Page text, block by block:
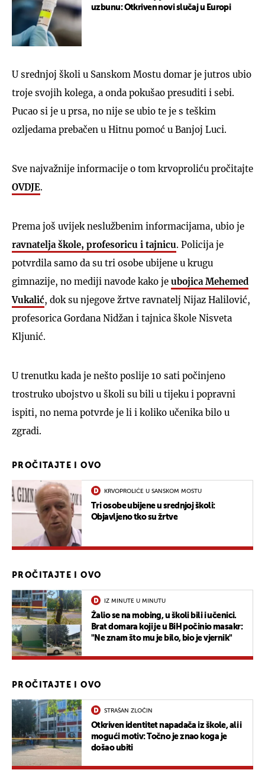
uzbunu: Otkriven novi slučaj u Europi
U srednjoj školi u Sanskom Mostu domar je jutros ubio
troje svojih kolega, a onda pokušao presuditi i sebi.
Pucao si je u prsa, no nije se ubio te je s teškim
ozljedama prebačen u Hitnu pomoć u Banjoj Luci.
Sve najvažnije informacije o tom krvoproliću pročitajte
OVDJE.
Prema još uvijek neslužbenim informacijama, ubio je
ravnatelja škole, profesoricu i tajnicu. Policija je
potvrdila samo da su tri osobe ubijene u krugu
gimnazije, no mediji navode kako je ubojica Mehemed
Vukalić, dok su njegove žrtve ravnatelj Nijaz Halilović,
profesorica Gordana Nidžan i tajnica škole Nisveta
Kljunić.
U trenutku kada je nešto poslije 10 sati počinjeno
trostruko ubojstvo u školi su bili u tijeku i popravni
ispiti, no nema potvrde je li i koliko učenika bilo u
zgradi.
PROČITAJTE I OVO
KRVOPROLIĆE U SANSKOM MOSTU
Tri osobe ubijene u srednjoj školi:
Objavljeno tko su žrtve
PROČITAJTE I OVO
IZ MINUTE U MINUTU
Žalio se na mobing, u školi bili i učenici.
Brat domara koji je u BiH počinio masakr:
"Ne znam što mu je bilo, bio je vjernik"
PROČITAJTE I OVO
STRAŠAN ZLOČIN
Otkriven identitet napadača iz škole, ali i
mogući motiv: Točno je znao koga je
došao ubiti